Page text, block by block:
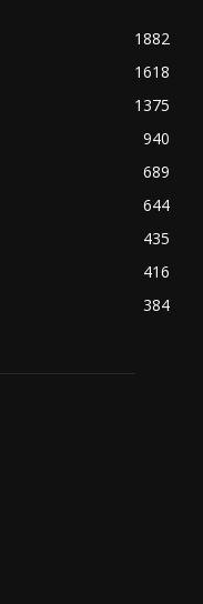
1882
1618
1375
940
689
644
435
416
384